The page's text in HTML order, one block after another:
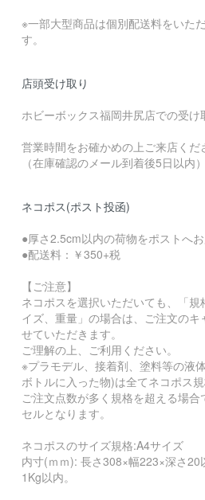
※一部大型商品は個別配送料をいた
す。
店頭受け取り
ホビーボックス福岡井尻店での受け
営業時間をお確かめの上ご来店くだ
（在庫確認のメール到着後5日以内）
ネコポス(ポスト投函)
●厚さ2.5cm以内の荷物をポストへ
●配送料：￥350+税
【ご注意】
ネコポスを選択いただいても、「規
イズ、重量」の場合は、ご注文のキ
せていただきます。
ご理解の上、ご利用ください。
※プラモデル、接着剤、塗料等の液
ボトルに入った物)は全てネコポス規
ご注文点数が多く規格を超える場合
セルとなります。
ネコポスのサイズ規格:A4サイズ
内寸(ｍｍ): 長さ308×幅223×深さ20
1Kg以内。